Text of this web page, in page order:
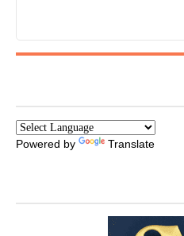
Powered by Translate